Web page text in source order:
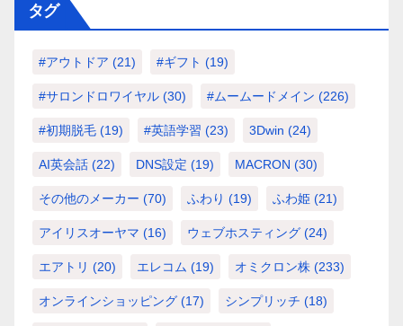
タグ
#アウトドア (21) #ギフト (19)
#サロンドロワイヤル (30) #ムームードメイン (226)
#初期脱毛 (19) #英語学習 (23) 3Dwin (24)
AI英会話 (22) DNS設定 (19) MACRON (30)
その他のメーカー (70) ふわり (19) ふわ姫 (21)
アイリスオーヤマ (16) ウェブホスティング (24)
エアトリ (20) エレコム (19) オミクロン株 (233)
オンラインショッピング (17) シンプリッチ (18)